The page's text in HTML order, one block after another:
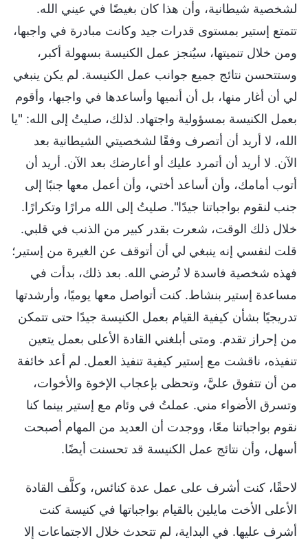
لشخصية شيطانية، وأن هذا كان بغيضًا في عيني الله.
تتمتع إستير بمستوى قدرات جيد وكانت مبادرة في واجبها،
ومن خلال تنميتها، سيُنجز عمل الكنيسة بسهولة أكبر،
وستتحسن نتائج جميع جوانب عمل الكنيسة. لم يكن ينبغي
لي أن أغار منها، بل أن أنميها وأساعدها في واجبها، وأقوم
بعمل الكنيسة بمسؤولية واجتهاد. لذلك، صليتُ إلى الله: "يا
الله، لا أريد أن أتصرف وفقًا لشخصيتي الشيطانية بعد
الآن. لا أريد أن أتمرد عليك أو أعارضك بعد الآن. أريد أن
أتوب أمامك، وأن أساعد أختي، وأن أعمل معها جنبًا إلى
جنب لنقوم بواجباتنا جيدًا". صليتُ إلى الله مرارًا وتكرارًا.
خلال ذلك الوقت، شعرت بقدر كبير من الذنب في قلبي.
قلت لنفسي إنه ينبغي لي أن أتوقف عن الغيرة من إستير؛
فهذه شخصية فاسدة لا تُرضي الله. بعد ذلك، بدأت في
مساعدة إستير بنشاط. كنت أتواصل معها يوميًا، وأرشدتها
تدريجيًا بشأن كيفية القيام بعمل الكنيسة جيدًا حتى تتمكن
من إحراز تقدم. ومتى أبلغني القادة الأعلى بعمل يتعين
تنفيذه، ناقشت مع إستير كيفية تنفيذ العمل. لم أعد خائفة
من أن تتفوق عليَّ، وتحظى بإعجاب الإخوة والأخوات،
وتسرق الأضواء مني. عملتُ في وئام مع إستير بينما كنا
نقوم بواجباتنا معًا، ووجدت أن العديد من المهام أصبحت
أسهل، وأن نتائج عمل الكنيسة قد تحسنت أيضًا.
لاحقًا، كنت أشرف على عمل عدة كنائس، وكلَّف القادة
الأعلى الأخت مايلين بالقيام بواجباتها في كنيسة كنت
أشرف عليها. في البداية، لم تتحدث خلال الاجتماعات إلا